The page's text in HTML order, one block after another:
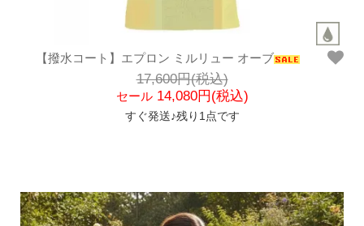
【撥水コート】エプロン ミルリュー オーブ
17,600円(税込)
セール14,080円(税込)
すぐ発送♪残り1点です